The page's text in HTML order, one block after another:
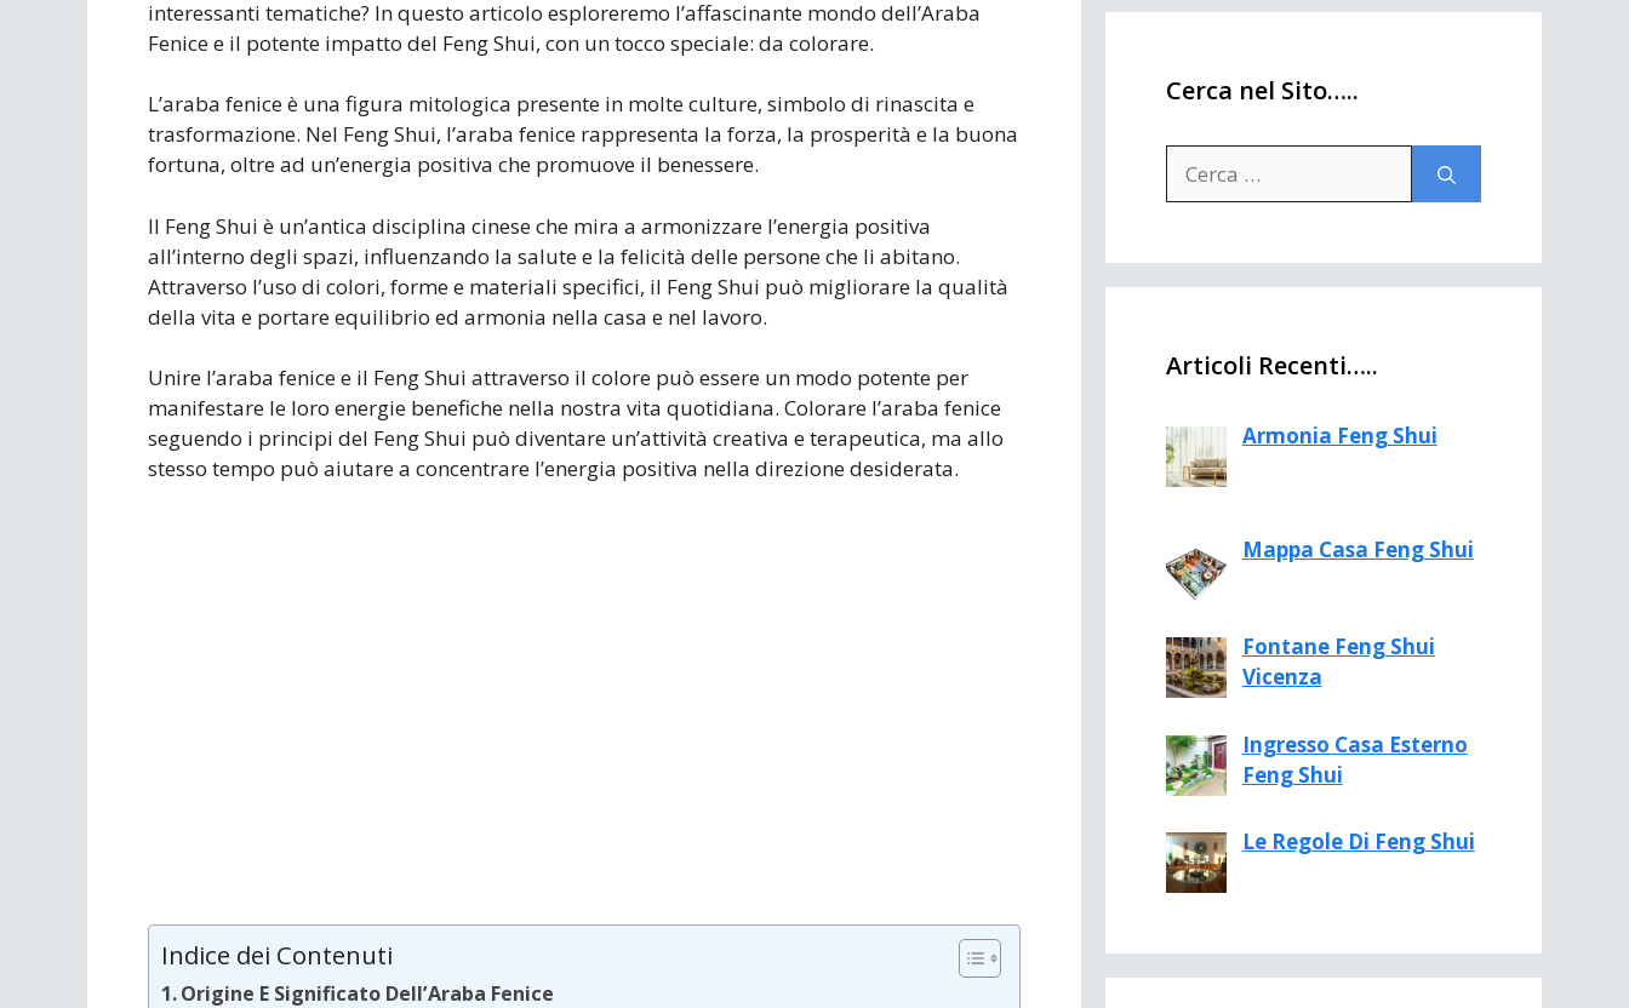
interessanti tematiche? In questo articolo esploreremo l’affascinante mondo dell’Araba
Fenice e il potente impatto del Feng Shui, con un tocco speciale: da colorare.
L’araba fenice è una figura mitologica presente in molte culture, simbolo di rinascita e
trasformazione. Nel Feng Shui, l’araba fenice rappresenta la forza, la prosperità e la buona
fortuna, oltre ad un’energia positiva che promuove il benessere.
Il Feng Shui è un’antica disciplina cinese che mira a armonizzare l’energia positiva
all’interno degli spazi, influenzando la salute e la felicità delle persone che li abitano.
Attraverso l’uso di colori, forme e materiali specifici, il Feng Shui può migliorare la qualità
della vita e portare equilibrio ed armonia nella casa e nel lavoro.
Unire l’araba fenice e il Feng Shui attraverso il colore può essere un modo potente per
manifestare le loro energie benefiche nella nostra vita quotidiana. Colorare l’araba fenice
seguendo i principi del Feng Shui può diventare un’attività creativa e terapeutica, ma allo
stesso tempo può aiutare a concentrare l’energia positiva nella direzione desiderata.
Indice dei Contenuti
Origine E Significato Dell’Araba Fenice
Cerca nel Sito…..
per:
Articoli Recenti…..
Armonia Feng Shui
Mappa Casa Feng Shui
Fontane Feng Shui
Vicenza
Ingresso Casa Esterno
Feng Shui
Le Regole Di Feng Shui